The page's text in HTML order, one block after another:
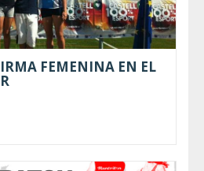
FEMENINA EN EL